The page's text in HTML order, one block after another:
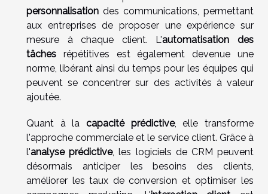
personnalisation des communications, permettant
aux entreprises de proposer une expérience sur
mesure à chaque client. L'automatisation des
tâches répétitives est également devenue une
norme, libérant ainsi du temps pour les équipes qui
peuvent se concentrer sur des activités à valeur
ajoutée.
Quant à la capacité prédictive, elle transforme
l'approche commerciale et le service client. Grâce à
l'analyse prédictive, les logiciels de CRM peuvent
désormais anticiper les besoins des clients,
améliorer les taux de conversion et optimiser les